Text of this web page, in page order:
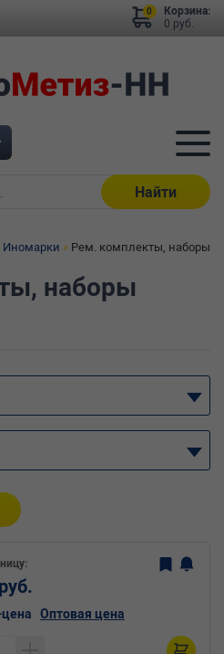
Корзина:
0 руб.
0
Найти
Иномарки Рем. комплекты, наборы
наборы
цена Оптовая цена